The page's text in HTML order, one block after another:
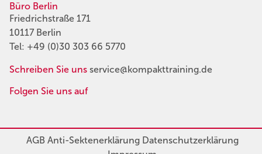
Büro Berlin
Friedrichstraße 171
10117 Berlin
Tel: +49 (0)30 303 66 5770
Schreiben Sie uns service@kompakttraining.de
Folgen Sie uns auf
AGBAnti-SektenerklärungDatenschutzerklärung